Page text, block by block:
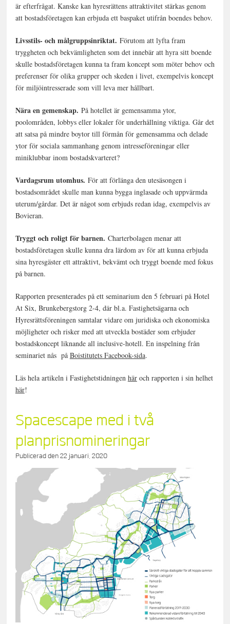
är efterfrågat. Kanske kan hyresrättens attraktivitet stärkas genom
att bostadsföretagen kan erbjuda ett baspaket utifrån boendes behov.
Livsstils- och målgruppsinriktat. Förutom att lyfta fram
tryggheten och bekvämligheten som det innebär att hyra sitt boende
skulle bostadsföretagen kunna ta fram koncept som möter behov och
preferenser för olika grupper och skeden i livet, exempelvis koncept
för miljöintresserade som vill leva mer hållbart.
Nära en gemenskap. På hotellet är gemensamma ytor,
poolområden, lobbys eller lokaler för underhållning viktiga. Går det
att satsa på mindre boytor till förmån för gemensamma och de­lade
ytor för sociala sammanhang genom intresseföreningar eller
miniklub­bar inom bostadskvarteret?
Vardagsrum utomhus. För att förlänga den utesäsongen i
bostadsområdet skulle man kunna bygga inglasade och uppvärmda
uterum/gårdar. Det är något som erbjuds redan idag, exempelvis av
Bovieran.
Tryggt och roligt för barnen. Charterbolagen menar att
bostadsföretagen skulle kunna dra lärdom av för att kunna erbjuda
sina hyresgäster ett attraktivt, bekvämt och tryggt boende med fokus
på barnen.
Rapporten presenterades på ett seminarium den 5 februari på Hotel
At Six, Brunkebergstorg 2-4, där bl.a. Fastighetsägarna och
Hyresrättsföreningen samtalar vidare om juridiska och ekonomiska
möjligheter och risker med att utveckla bostäder som erbjuder
bostadskoncept liknande all inclusive-hotell. En inspelning från
seminariet nås på Boistitutets Facebook-sida.
Läs hela artikeln i Fastighetstidningen häroch rapporten i sin helhet
här!
Spacescape med i två
planprisnomineringar
Publicerad den22 januari, 2020